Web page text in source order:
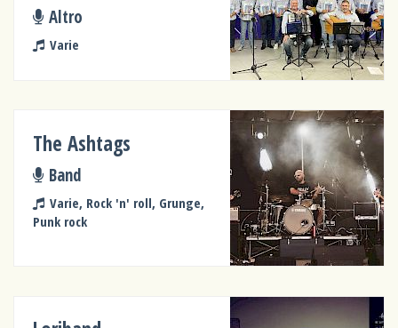
Altro
Varie
The Ashtags
Band
Varie, Rock 'n' roll, Grunge,
Punk rock